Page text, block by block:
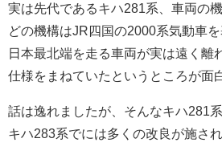
実は先代であるキハ281系、車両の
どの機構はJR四国の2000系気動車を
日本最北端を走る車両が実は遠く離
仕様をまねていたというところが面
話は逸れましたが、そんなキハ281
キハ283系でには多くの改良が施され